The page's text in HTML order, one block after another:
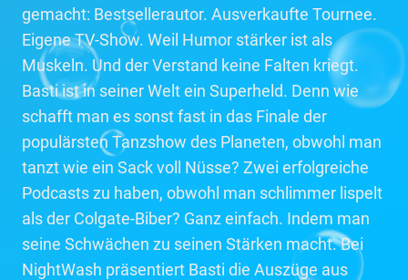
gemacht: Bestsellerautor. Ausverkaufte Tournee.
Eigene TV-Show. Weil Humor stärker ist als
Muskeln. Und der Verstand keine Falten kriegt.
Basti ist in seiner Welt ein Superheld. Denn wie
schafft man es sonst fast in das Finale der
populärsten Tanzshow des Planeten, obwohl man
tanzt wie ein Sack voll Nüsse? Zwei erfolgreiche
Podcasts zu haben, obwohl man schlimmer lispelt
als der Colgate-Biber? Ganz einfach. Indem man
seine Schwächen zu seinen Stärken macht. Bei
NightWash präsentiert Basti die Auszüge aus